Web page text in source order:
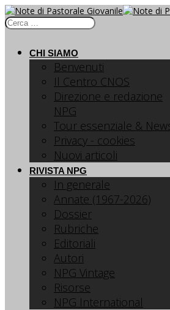
CHI SIAMO
Benvenuti
Il Centro CNOS
Direzione e redazione
NPG
Tour essenziale &
Privacy - cookies
Nuovi articoli
RIVISTA NPG
In generale
Annate (1967-2026)
Dossier
Rubriche
Editoriali
Autori
NPG Vintage
Risorse
NPG International